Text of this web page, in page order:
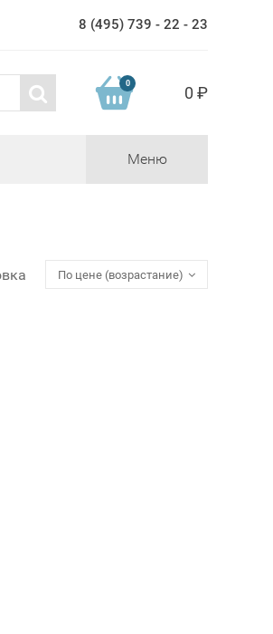
8 (495) 739 - 22 - 23
0 0 ₽
Меню
По цене (возрастание)